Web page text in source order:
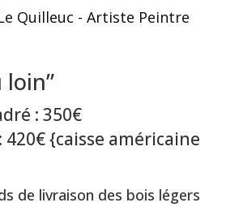
loin”
: 350€
420€ {caisse américaine
de livraison des bois légers